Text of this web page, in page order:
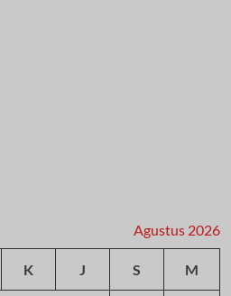
Agustus 2026
K J S M